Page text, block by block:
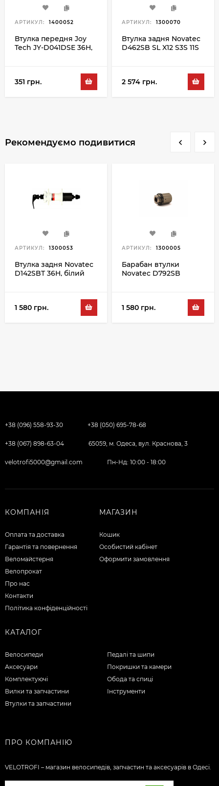
АРТИКУЛ: 1400052
Втулка передня Joy
Tech JY-D041DSE 36H,
351 грн.
АРТИКУЛ: 1300070
Втулка задня Novatec
D462SB SL X12 S3S 11S
2 574 грн.
Рекомендуємо подивитися
АРТИКУЛ: 1300053
Втулка задня Novatec
D142SBT 36H, білий
1 580 грн.
АРТИКУЛ: 1300005
Барабан втулки
Novatec D792SB
1 580 грн.
+38 (096) 558-93-30 +38 (050) 695-78-68
+38 (067) 898-63-04 65059, м. Одеса, вул. Краснова, 3
velotrofi5000@gmail.com Пн-Нд: 10:00 - 18:00
КОМПАНІЯ
Оплата та доставка
Гарантія та повернення
Веломайстерня
Велопрокат
Про нас
Контакти
Політика конфіденційності
МАГАЗИН
Кошик
Особистий кабінет
Оформити замовлення
КАТАЛОГ
Велосипеди
Аксесуари
Комплектуючі
Вилки та запчастини
Втулки та запчастини
Педалі та шипи
Покришки та камери
Обода та спиці
Інструменти
ПРО КОМПАНІЮ
VELOTROFI – магазин велосипедів, запчастин та аксесуарів в Одесі.